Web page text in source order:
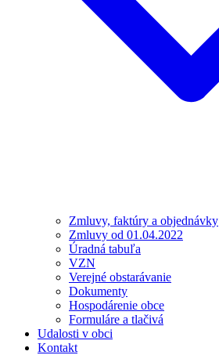
Zmluvy, faktúry a objednávky
Zmluvy od 01.04.2022
Úradná tabuľa
VZN
Verejné obstarávanie
Dokumenty
Hospodárenie obce
Formuláre a tlačivá
Udalosti v obci
Kontakt